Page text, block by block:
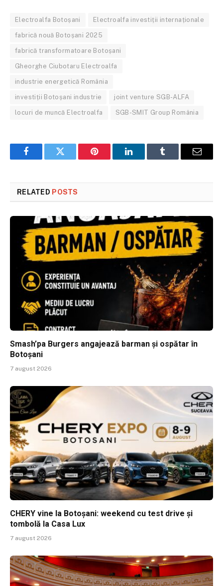
Electroalfa Botoșani Electroalfa investiții internaționale
fabrică nouă Botoșani 2025
fabrică transformatoare Botoșani
Gheorghe Ciubotaru Electroalfa
industrie energetică România
investiții Botoșani industrie joint venture SGB-ALFA
locuri de muncă Electroalfa SGB-SMIT Group România
FacebookTwitter Pinterest LinkedInTumblr Email
RELATED POSTS
Smash’pa Burgers angajează barman și ospătar în
Botoșani
7 august 2026
CHERY vine la Botoșani: weekend cu test drive și
tombolă la Casa Lux
7 august 2026